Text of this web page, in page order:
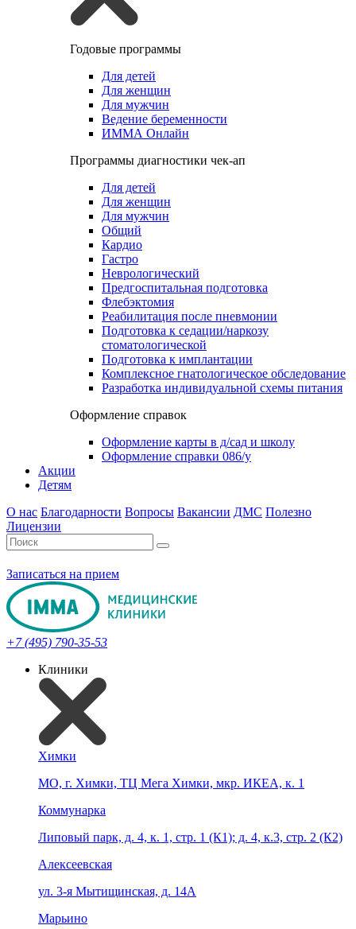
Годовые программы
Для детей
Для женщин
Для мужчин
Ведение беременности
ИММА Онлайн
Программы диагностики чек-ап
Для детей
Для женщин
Для мужчин
Общий
Кардио
Гастро
Неврологический
Предгоспитальная подготовка
Флебэктомия
Реабилитация после пневмонии
Подготовка к седации/наркозу
стоматологической
Подготовка к имплантации
Комплексное гнатологическое обследование
Разработка индивидуальной схемы питания
Оформление справок
Оформление карты в д/сад и школу
Оформление справки 086/у
Акции
Детям
О нас Благодарности Вопросы Вакансии ДМС Полезно
Лицензии
Записаться на прием
+7 (495) 790-35-53
Клиники
Химки
МО, г. Химки, ТЦ Мега Химки, мкр. ИКЕА, к. 1
Коммунарка
Липовый парк, д. 4, к. 1, стр. 1 (К1); д. 4, к.3, стр. 2 (К2)
Алексеевская
ул. 3-я Мытищинская, д. 14А
Марьино